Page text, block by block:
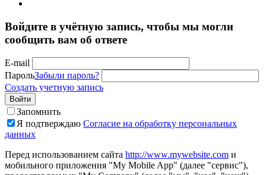
Войдите в учётную запись, чтобы мы могли
сообщить вам об ответе
E-mail
ПарольЗабыли пароль?
Создать учетную запись
Войти
Запомнить
Я подтверждаю Согласие на обработку персональных
данных
Перед использованием сайта http://www.mywebsite.com и
мобильного приложения "My Mobile App" (далее "сервис"),